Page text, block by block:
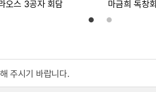
오스 3공자 회담 마금희 독창회
주시기 바랍니다.